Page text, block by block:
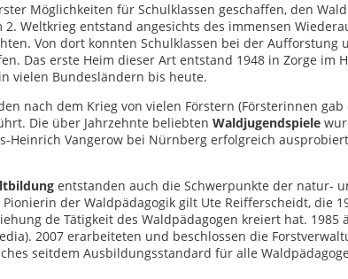
Möglichkeiten für Schulklassen geschaffen, den
Weltkrieg entstand angesichts des immensen
Von dort konnten Schulklassen bei der Aufforstung
Das erste Heim dieser Art entstand 1948 in Zorge im
vielen Bundesländern bis heute.
nach dem Krieg von vielen Förstern (Försterinnen
Die über Jahrzehnte beliebten Waldjugendspiele
Heinrich Vangerow bei Nürnberg erfolgreich
entstanden auch die Schwerpunkte der natur-
der Waldpädagogik gilt Ute Reifferscheidt, die
de Tätigkeit des Waldpädagogen kreiert hat. 1985
2007 erarbeiteten und beschlossen die
seitdem Ausbildungsstandard für alle